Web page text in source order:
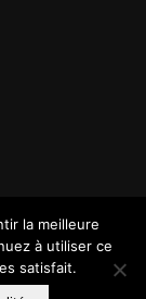
la meilleure
à utiliser ce
satisfait.
us